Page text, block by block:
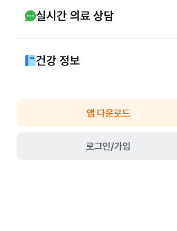
실시간 의료 상담
건강 정보
앱 다운로드
로그인/가입